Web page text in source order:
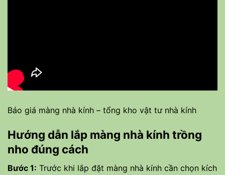
Báo giá màng nhà kính – tổng kho vật tư nhà kính
Hướng dẫn lắp màng nhà kính trồng
nho đúng cách
Bước 1: Trước khi lắp đặt màng nhà kính cần chọn kích